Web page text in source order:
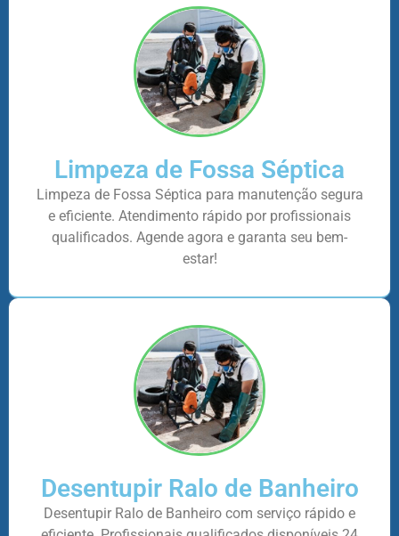
Limpeza de Fossa Séptica
Limpeza de Fossa Séptica para manutenção segura
e eficiente. Atendimento rápido por profissionais
qualificados. Agende agora e garanta seu bem-
estar!
Desentupir Ralo de Banheiro
Desentupir Ralo de Banheiro com serviço rápido e